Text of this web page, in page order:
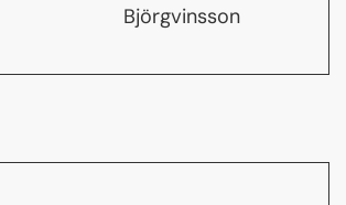
Björgvinsson